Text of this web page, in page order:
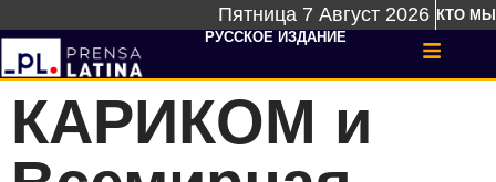
Пятница 7 Август 2026 КТО МЫ
РУССКОЕ ИЗДАНИЕ
КАРИКОМ и